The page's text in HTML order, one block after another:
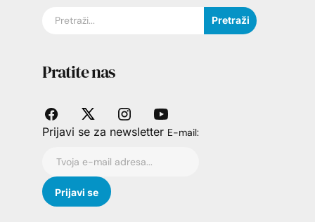
Pretraži
Pratite nas
Prijavi se za newsletter E-mail: